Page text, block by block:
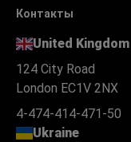
Контакты
United Kingdom
124 City Road
London EC1V 2NX
4-474-414-471-50
Ukraine